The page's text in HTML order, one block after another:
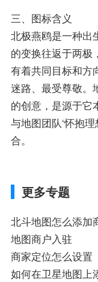
三、图标含义
北极燕鸥是一种出
的变换往返于两极
有着共同目标和方
迷路、最受尊敬。
的创意，是源于它
与地图团队‘怀抱
合。
更多专题
北斗地图怎么添加
地图商户入驻
商家定位怎么设置
如何在卫星地图上